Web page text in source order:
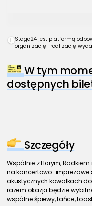
i Stage24 jest platformą
organizację i realizację
W tym
dostępnych
Szczegóły
Wspólnie z Harym,
na koncertowo-imprezowe
akustycznych kawałkach
razem okazja będzie
wspólne śpiewy, tańce,